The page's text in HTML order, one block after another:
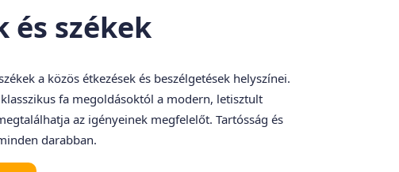
és székek
a közös étkezések és beszélgetések helyszínei.
fa megoldásoktól a modern, letisztult
az igényeinek megfelelőt. Tartósság és
darabban.